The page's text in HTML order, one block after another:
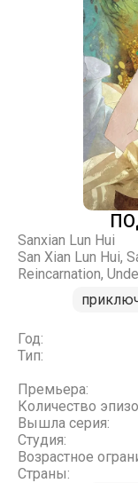
Sanxian Lun Hui
San Xian Lun Hui,
Reincarnation,
Год:
Тип:
Премьера:
Количество
Вышла серия:
Студия:
Возрастное
Страны: